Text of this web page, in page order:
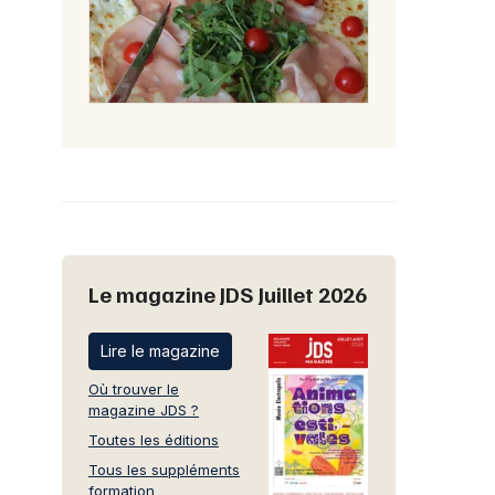
Le magazine JDS Juillet 2026
Lire le magazine
Où trouver le
magazine JDS ?
Toutes les éditions
Tous les suppléments
formation